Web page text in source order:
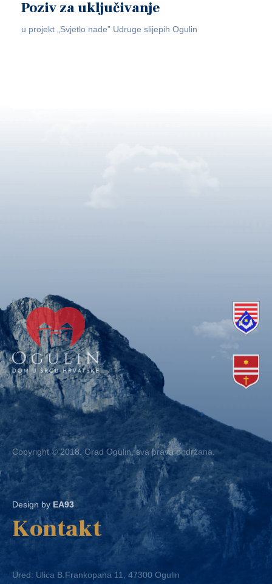
Poziv za uključivanje
u projekt „Svjetlo nade” Udruge slijepih Ogulin
Copyright © 2018. Grad Ogulin, sva prava pridržana.
Design byEA93
Kontakt
Ured: Ulica B.Frankopana 11, 47300 Ogulin
Telefon:+ 385 47 522 612